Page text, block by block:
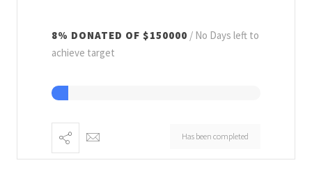
8% DONATED OF $150000
No Days left to
achieve target
Has been completed